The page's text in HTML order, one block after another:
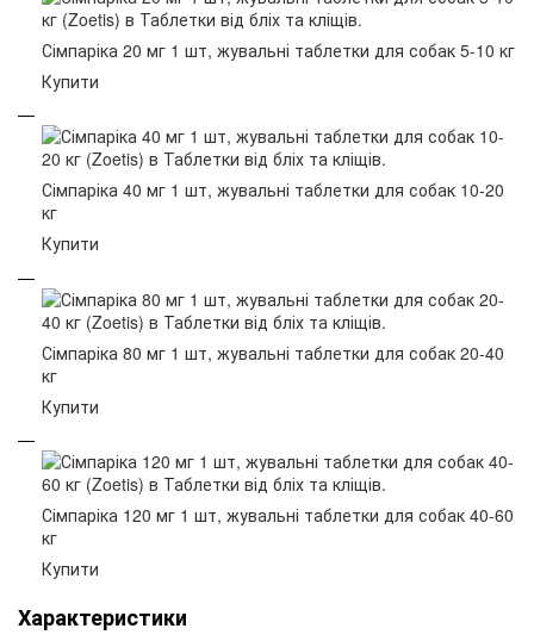
Сімпаріка 20 мг 1 шт, жувальні таблетки для собак 5-10 кг
Купити
Сімпаріка 40 мг 1 шт, жувальні таблетки для собак 10-20
кг
Купити
Сімпаріка 80 мг 1 шт, жувальні таблетки для собак 20-40
кг
Купити
Сімпаріка 120 мг 1 шт, жувальні таблетки для собак 40-60
кг
Купити
Характеристики